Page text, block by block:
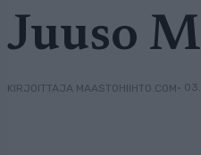
Juuso
KIRJOITTAJA MAASTOHIIHTO.COM•